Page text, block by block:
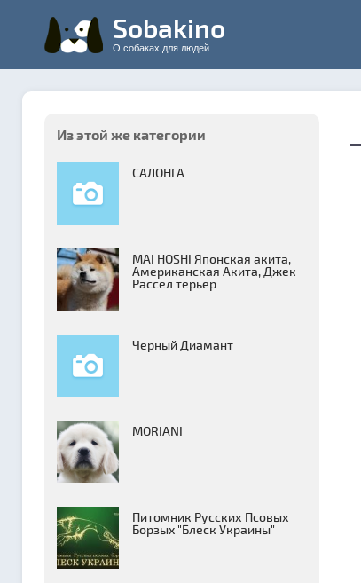
Sobakino
О собаках для людей
Из этой же категории
САЛОНГА
MAI HOSHI Японская акита,
Американская Акита, Джек
Рассел терьер
Черный Диамант
MORIANI
Питомник Русских Псовых
Борзыx "Блеск Украины"